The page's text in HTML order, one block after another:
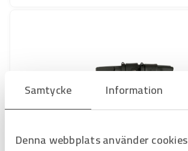
Samtycke Information
Denna webbplats använder cookies